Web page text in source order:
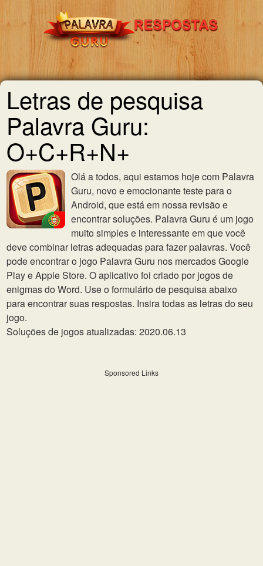
Letras de pesquisa
Palavra Guru:
O+C+R+N+
Olá a todos, aqui estamos hoje com Palavra
Guru, novo e emocionante teste para o
Android, que está em nossa revisão e
encontrar soluções. Palavra Guru é um jogo
muito simples e interessante em que você
deve combinar letras adequadas para fazer palavras. Você
pode encontrar o jogo Palavra Guru nos mercados Google
Play e Apple Store. O aplicativo foi criado por jogos de
enigmas do Word. Use o formulário de pesquisa abaixo
para encontrar suas respostas. Insira todas as letras do seu
jogo.
Soluções de jogos atualizadas: 2020.06.13
Sponsored Links